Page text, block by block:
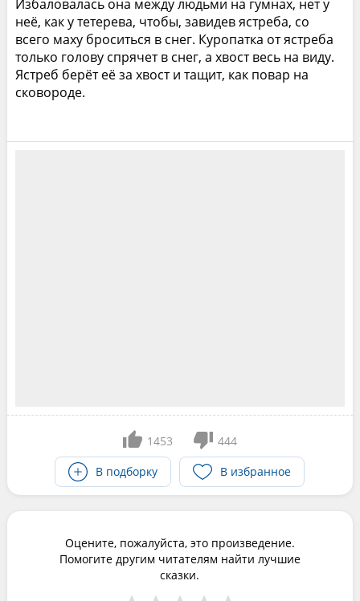
Избаловалась она между людьми на гумнах, нет у
неё, как у тетерева, чтобы, завидев ястреба, со
всего маху броситься в снег. Куропатка от ястреба
только голову спрячет в снег, а хвост весь на виду.
Ястреб берёт её за хвост и тащит, как повар на
сковороде.
1453
444
В подборку
В избранное
Оцените, пожалуйста, это произведение.
Помогите другим читателям найти лучшие
сказки.